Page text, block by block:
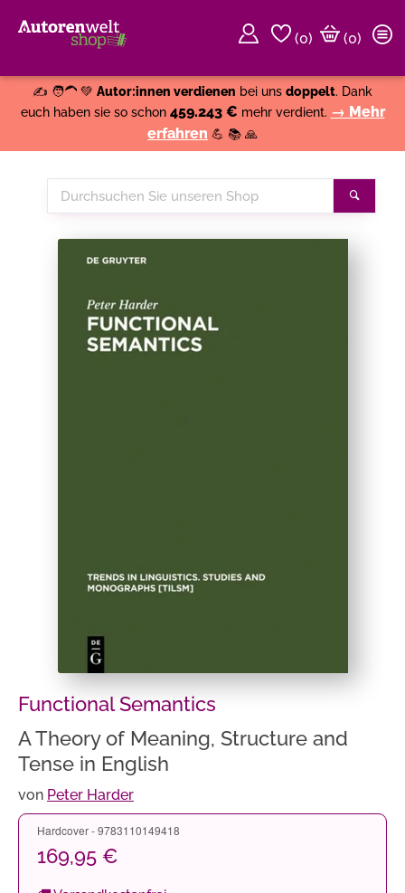
(0)
(0)
✍️ 🧑‍🦱 💚 Autor:innen verdienen bei uns doppelt. Dank
euch haben sie so schon 459.243 € mehr verdient. → Mehr
erfahren 💪 📚 🙏
Durchsuchen
Sie
Functional Semantics
A Theory of Meaning, Structure and
Tense in English
von Peter Harder
Hardcover - 9783110149418
169,95 €